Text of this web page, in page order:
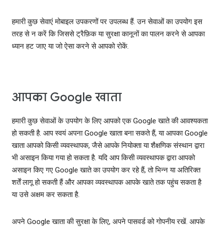
हमारी कुछ सेवाएं मोबाइल उपकरणों पर उपलब्ध हैं. उन सेवाओं का उपयोग इस
तरह से न करें कि जिससे ट्रैफ़िक या सुरक्षा कानूनों का पालन करने से आपका
ध्यान हट जाए या जो ऐसा करने से आपको रोकें.
आपका Google खाता
हमारी कुछ सेवाओं के उपयोग के लिए आपको एक Google खाते की आवश्‍यकता
हो सकती है. आप स्‍वयं अपना Google खाता बना सकते हैं, या आपका Google
खाता आपको किसी व्‍यवस्‍थापक, जैसे आपके नियोक्ता या शैक्षणिक संस्‍थान द्वारा
भी असाइन किया गया हो सकता है. यदि आप किसी व्‍यवस्‍थापक द्वारा आपको
असाइन किए गए Google खाते का उपयोग कर रहे हैं, तो भिन्‍न या अतिरिक्त
शर्तें लागू हो सकती हैं और आपका व्‍यवस्‍थापक आपके खाते तक पहुंच सकता है
या उसे अक्षम कर सकता है.
अपने Google खाता की सुरक्षा के लिए, अपने पासवर्ड को गोपनीय रखें. आपके